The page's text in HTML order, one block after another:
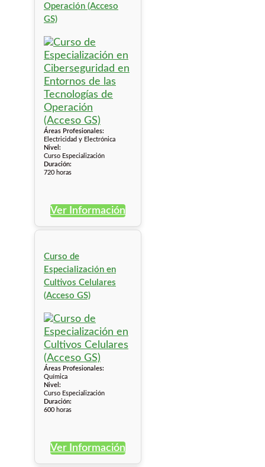
Operación (Acceso
GS)
Áreas Profesionales:
Electricidad y Electrónica
Nivel:
Curso Especialización
Duración:
720 horas
Ver Información
Curso de
Especialización en
Cultivos Celulares
(Acceso GS)
Áreas Profesionales:
Química
Nivel:
Curso Especialización
Duración:
600 horas
Ver Información